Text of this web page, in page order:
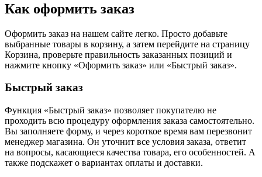
Как оформить заказ
Оформить заказ на нашем сайте легко. Просто добавьте
выбранные товары в корзину, а затем перейдите на страницу
Корзина, проверьте правильность заказанных позиций и
нажмите кнопку «Оформить заказ» или «Быстрый заказ».
Быстрый заказ
Функция «Быстрый заказ» позволяет покупателю не
проходить всю процедуру оформления заказа самостоятельно.
Вы заполняете форму, и через короткое время вам перезвонит
менеджер магазина. Он уточнит все условия заказа, ответит
на вопросы, касающиеся качества товара, его особенностей. А
также подскажет о вариантах оплаты и доставки.